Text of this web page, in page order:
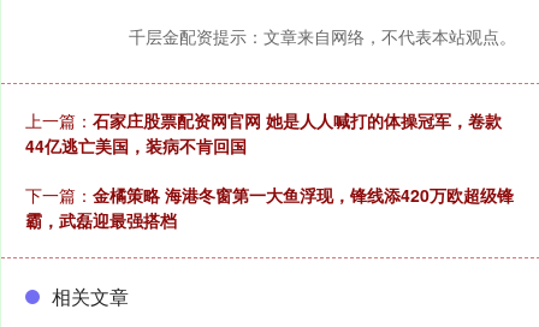
千层金配资提示：文章来自网络，不代表本站观点。
上一篇： 石家庄股票配资网官网 她是人人喊打的体操冠军，卷款
44亿逃亡美国，装病不肯回国
下一篇： 金橘策略 海港冬窗第一大鱼浮现，锋线添420万欧超级锋
霸，武磊迎最强搭档
相关文章